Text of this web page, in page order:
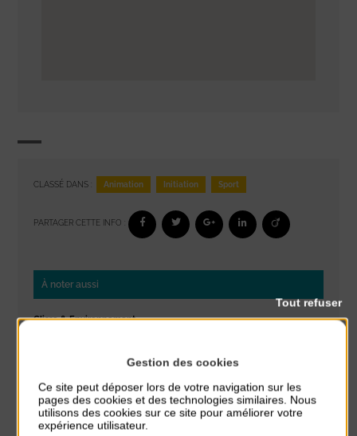
CLASSÉ DANS : Animation Initiation Sport
PARTAGER CETTE INFO :
À noter aussi
Glisse & Environnement
Concert
du 9 Août au 9 Août
Place du Général de Gaulle
Gestion des cookies
Ce site peut déposer lors de votre navigation sur les
pages des cookies et des technologies similaires. Nous
utilisons des cookies sur ce site pour améliorer votre
expérience utilisateur.
Tout refuser